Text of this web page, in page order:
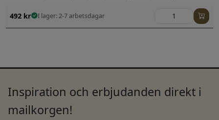
492 kr I lager: 2-7 arbetsdagar
Inspiration och erbjudanden direkt i
mailkorgen!